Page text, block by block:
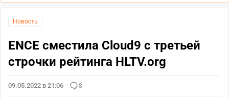
Новость
ENCE сместила Cloud9 с третьей
строчки рейтинга HLTV.org
09.05.2022 в 21:06 8